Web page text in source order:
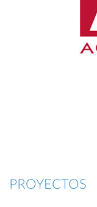
PROYECTOS